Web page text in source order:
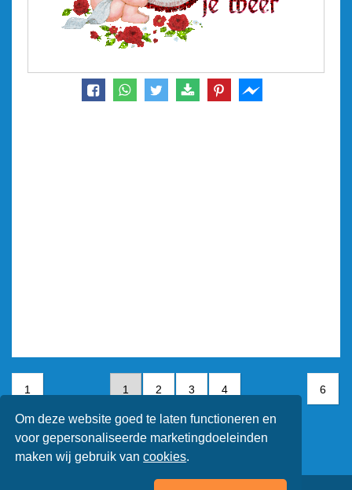
Om deze website goed te laten functioneren en
voor gepersonaliseerde marketingdoeleinden
maken wij gebruik vancookies.
1 1 2 3 4 6